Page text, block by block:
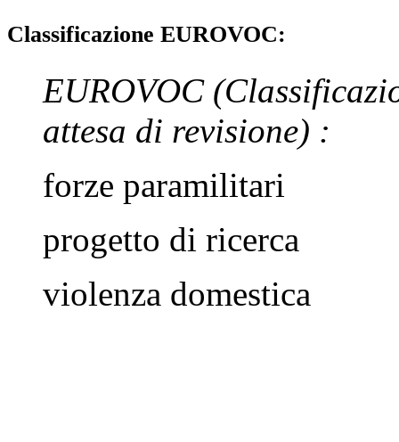
Classificazione EUROVOC:
EUROVOC
attesa di revisione) :
forze paramilitari
progetto di ricerca
violenza domestica